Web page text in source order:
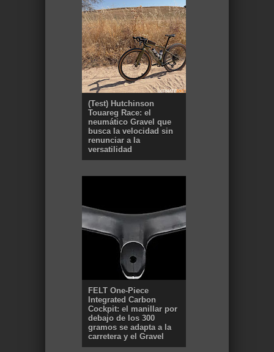
(Test) Hutchinson
Touareg Race: el
neumático Gravel que
busca la velocidad sin
renunciar a la
versatilidad
FELT One-Piece
Integrated Carbon
Cockpit: el manillar por
debajo de los 300
gramos se adapta a la
carretera y el Gravel